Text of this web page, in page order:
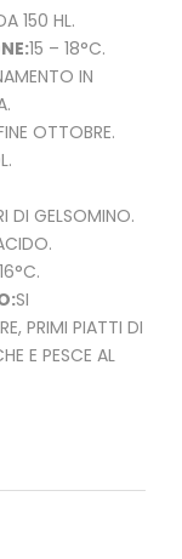
150 HL.
15 – 18°C.
IN
OTTOBRE.
DI GELSOMINO.
SI
PRIMI PIATTI DI
E PESCE AL